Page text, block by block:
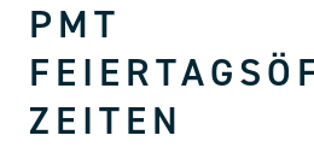
PMT
ZEITEN